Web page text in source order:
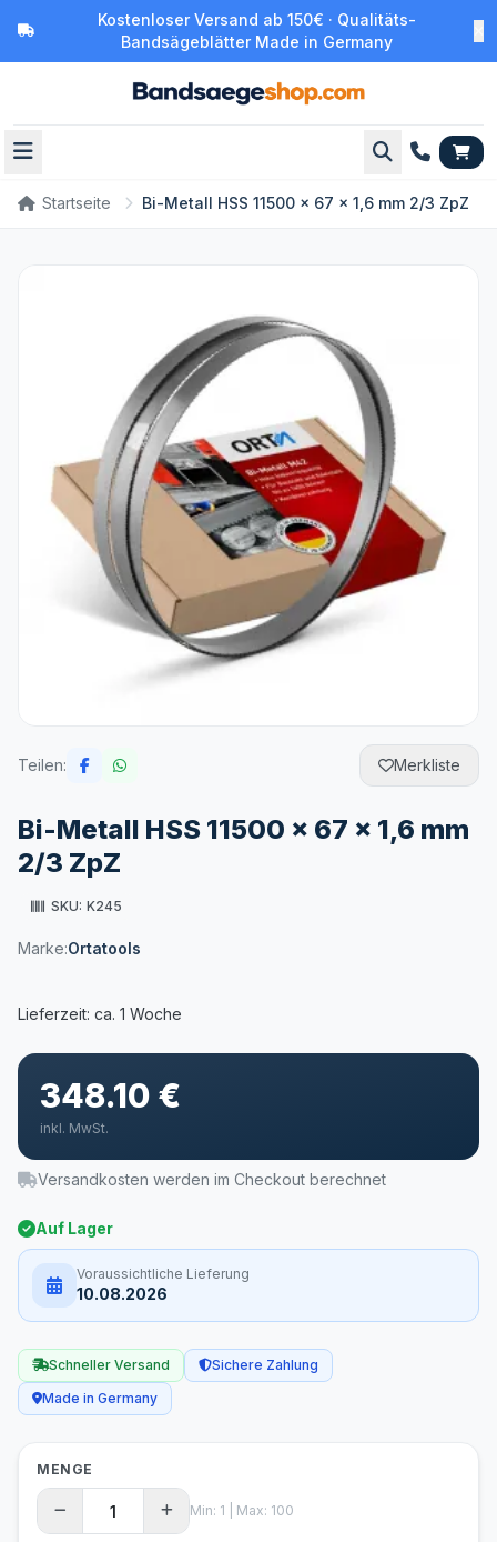
Kostenloser Versand ab 150€ · Qualitäts-
Bandsägeblätter Made in Germany
Startseite Bi-Metall HSS 11500 x 67 x 1,6 mm 2/3 ZpZ
Teilen: Merkliste
Bi-Metall HSS 11500 x 67 x 1,6 mm
2/3 ZpZ
SKU: K245
Marke:Ortatools
348.10 €
inkl. MwSt.
Versandkosten werden im Checkout berechnet
Auf Lager
Voraussichtliche Lieferung
10.08.2026
Schneller Versand
Sichere Zahlung
Made in Germany
MENGE
Min: 1 | Max: 100